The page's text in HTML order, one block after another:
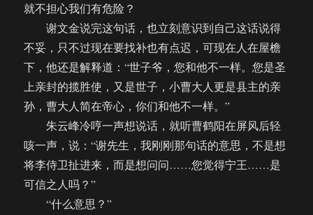
就不担心我们有危险？
谢文金说完这句话，也立刻意识到自己这话说得
不妥，只不过现在要找补也有点迟，可现在人在屋檐
下，他还是解释道：“世子爷，您和他不一样。您是圣
上亲封的揽胜使，又是世子，小曹大人更是县主的亲
孙，曹大人简在帝心，你们和他不一样。”
朱云峰冷哼一声想说话，就听曹鹤阳在屏风后轻
咳一声，说：“谢先生，我刚刚那句话的意思，不是想
将李侍卫扯进来，而是想问问……您觉得宁王……是
可信之人吗？”
“什么意思？”